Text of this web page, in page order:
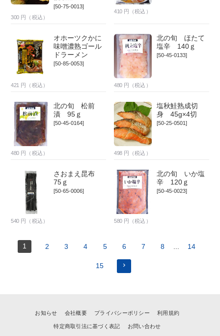
[50-75-0013]
300 円（税込）
410 円（税込）
オホーツクかに
味噌濃熟ゴール
ドラーメン
[50-85-0053]
421 円（税込）
北の旬 ほたて
塩辛 140ｇ
[50-45-0133]
480 円（税込）
北の旬 松前
漬 95ｇ
[50-45-0164]
480 円（税込）
塩秋鮭熟成切
身 45g×4切
[50-25-0501]
498 円（税込）
さおまえ昆布
75ｇ
[50-65-0006]
540 円（税込）
北の旬 いか塩
辛 120ｇ
[50-45-0023]
580 円（税込）
1 2 3 4 5 6 7 8 14
15
お知らせ 会社概要 プライバシーポリシー 利用規約
特定商取引法に基づく表記 お問い合わせ